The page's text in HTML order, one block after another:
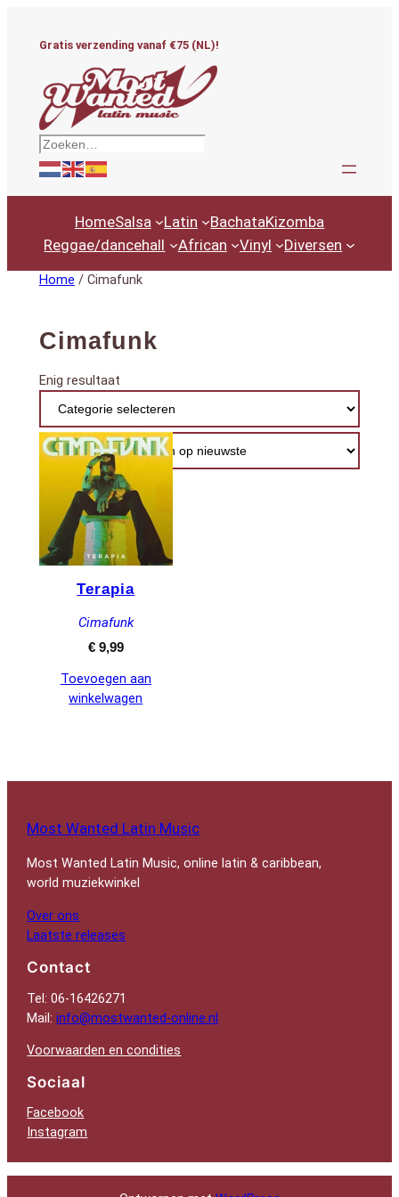
Gratis verzending vanaf €75 (NL)!
Zoeken
HomeSalsa Latin BachataKizomba
Reggae/dancehall
African Vinyl Diversen
Home / Cimafunk
Cimafunk
Enig resultaat
Terapia
Cimafunk
€9,99
Toevoegen aan
winkelwagen
Most Wanted Latin Music
Most Wanted Latin Music, online latin & caribbean,
world muziekwinkel
Over ons
Laatste releases
Contact
Tel: 06-16426271
Mail:info@mostwanted-online.nl
Voorwaarden en condities
Sociaal
Facebook
Instagram